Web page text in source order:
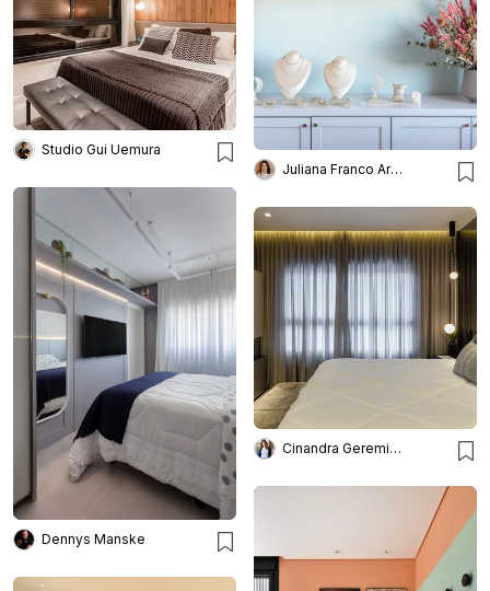
Studio Gui Uemura
Juliana Franco Arquitetura e Interiores
Dennys Manske
Cinandra Geremia Arquitetura